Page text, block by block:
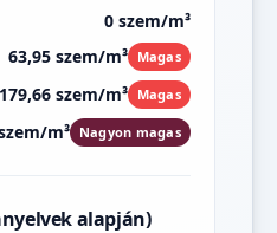
0 szem/m³
63,95 szem/m³ Magas
179,66 szem/m³ Magas
m³ Nagyon magas
alapján)